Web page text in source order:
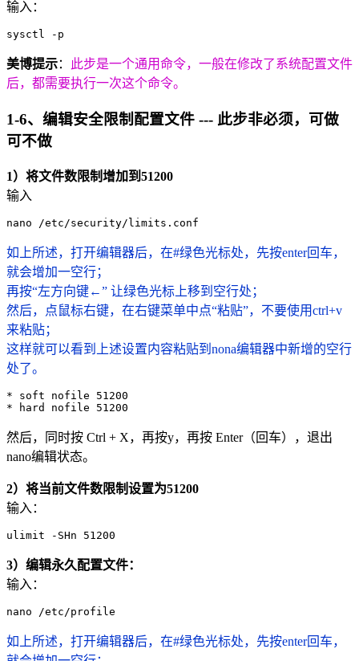
输入：
sysctl -p
美博提示：
此步是一个通用命令，一般在修改了系统配置文件
后，都需要执行一次这个命令。
1-6、编辑安全限制配置文件 --- 此步非必须，可做
可不做
1）将文件数限制增加到51200
输入
nano /etc/security/limits.conf
如上所述，打开编辑器后，在#绿色光标处，先按enter回车，
就会增加一空行；
再按“左方向键←” 让绿色光标上移到空行处；
然后，点鼠标右键，在右键菜单中点“粘贴”，不要使用ctrl+v
来粘贴；
这样就可以看到上述设置内容粘贴到nona编辑器中新增的空行
处了。
* soft nofile 51200
然后，同时按 Ctrl + X，再按y，再按 Enter（回车），退出
nano编辑状态。
2）将当前文件数限制设置为51200
输入：
ulimit -SHn 51200
3）编辑永久配置文件：
输入：
nano /etc/profile
如上所述，打开编辑器后，在#绿色光标处，先按enter回车，